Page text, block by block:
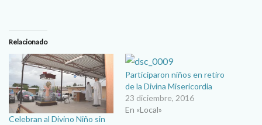
Relacionado
Celebran al Divino Niño sin
Participaron niños en retiro
de la Divina Misericordia
23 diciembre, 2016
En «Local»